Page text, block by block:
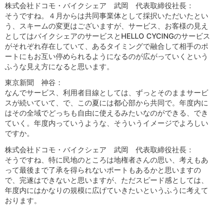
株式会社ドコモ・バイクシェア 武岡 代表取締役社長：
そうですね。４月からは共同事業体として採択いただいたとい
う、スキームの変更はございますが、サービス、お客様の見え
としてはバイクシェアのサービスとHELLO CYCINGのサービス
がそれぞれ存在していて、あるタイミングで融合して相手のポ
ートにもお互い停められるようになるのが広がっていくという
ふうな見え方になると思います。
東京新聞 神谷：
なんでサービス、利用者目線としては、ずっとそのままサービ
スが続いていて、で、この夏には都心部から共同で。年度内に
はその全域でどっちも自由に使えるみたいなのができる、でき
ていく。年度内っていうような、そういうイメージでよろしい
ですか。
株式会社ドコモ・バイクシェア 武岡 代表取締役社長：
そうですね、特に民地のところは地権者さんの思い、考えもあ
って最後まで了承を得られないポートもあるかと思いますの
で、完遂はできないと思いますが、ただスピード感としては、
年度内にはかなりの規模に広げていきたいというふうに考えて
おります。